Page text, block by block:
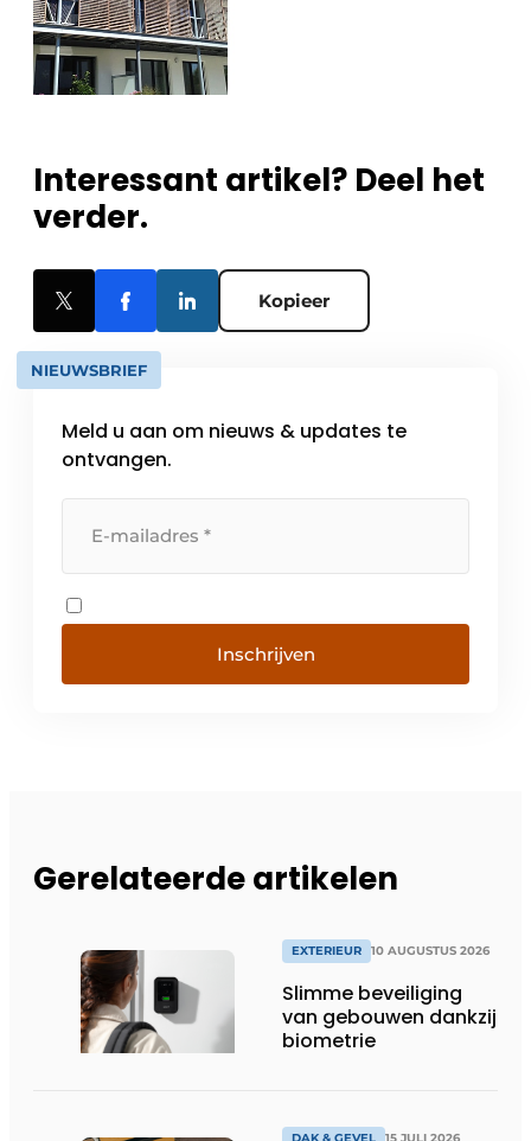
Interessant artikel? Deel het
verder.
Kopieer
NIEUWSBRIEF
Meld u aan om nieuws & updates te
ontvangen.
Inschrijven
Gerelateerde artikelen
EXTERIEUR 10 AUGUSTUS 2026
Slimme beveiliging
van gebouwen dankzij
biometrie